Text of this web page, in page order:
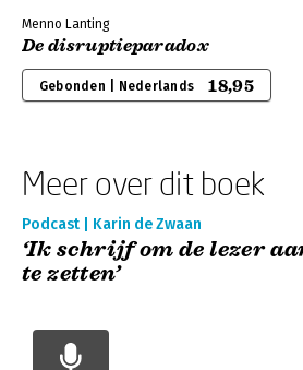
Menno Lanting
De disruptieparadox
Gebonden | Nederlands 18,95
Meer over dit boek
Podcast | Karin de Zwaan
‘Ik schrijf om de lezer
te zetten’